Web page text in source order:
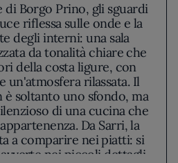
di Borgo Prino, gli sguardi
riflessa sulle onde e la
degli interni: una sala
da tonalità chiare che
della costa ligure, con
un'atmosfera rilassata. Il
soltanto uno sfondo, ma
di una cucina che
Da Sarri, la
a comparire nei piatti: si
avverte nei piccoli dettagli